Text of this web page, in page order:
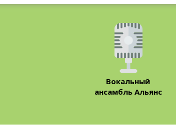
Вокальный
ансамбль Альянс